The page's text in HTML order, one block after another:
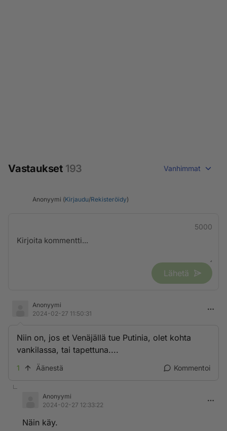
Vastaukset 193 Vanhimmat
Anonyymi (Kirjaudu/Rekisteröidy)
5000
Lähetä
Anonyymi
2024-02-27 11:50:31
Niin on, jos et Venäjällä tue Putinia, olet kohta
vankilassa, tai tapettuna....
1 Äänestä Kommentoi
Anonyymi
2024-02-27 12:33:22
Näin käy.